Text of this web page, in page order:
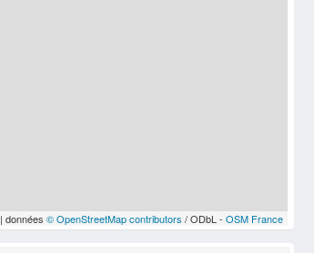
| données© OpenStreetMap contributors / ODbL -OSM France